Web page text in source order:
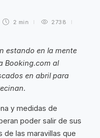
2 min 2738
estando en la mente
Booking.com al
en abril para
y medidas de
poder salir de sus
de las maravillas que